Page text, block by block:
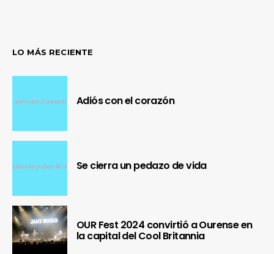
LO MÁS RECIENTE
Adiós con el corazón
Se cierra un pedazo de vida
OUR Fest 2024 convirtió a Ourense en
la capital del Cool Britannia